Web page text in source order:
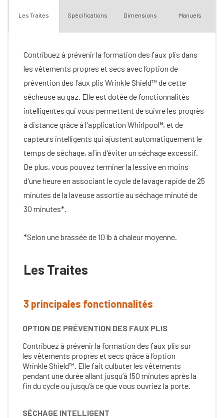
Les Traites Spécifications Dimensions Manuels
Contribuez à prévenir la formation des faux plis dans
les vêtements propres et secs avec l’option de
prévention des faux plis Wrinkle Shield™ de cette
sécheuse au gaz. Elle est dotée de fonctionnalités
intelligentes qui vous permettent de suivre les progrès
à distance grâce à l'application Whirlpool®, et de
capteurs intelligents qui ajustent automatiquement le
temps de séchage, afin d'éviter un séchage excessif.
De plus, vous pouvez terminer la lessive en moins
d'une heure en associant le cycle de lavage rapide de 25
minutes de la laveuse assortie au séchage minuté de
30 minutes*.
*Selon une brassée de 10 lb à chaleur moyenne.
Les Traites
3 principales fonctionnalités
OPTION DE PRÉVENTION DES FAUX PLIS
Contribuez à prévenir la formation des faux plis sur
les vêtements propres et secs grâce à l’option
Wrinkle Shield™. Elle fait culbuter les vêtements
pendant une durée allant jusqu’à 150 minutes après la
fin du cycle ou jusqu’à ce que vous ouvriez la porte.
SÉCHAGE INTELLIGENT